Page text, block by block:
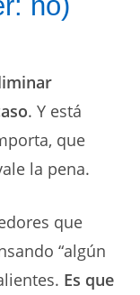
. Y está
que
la pena.
que
“algún
Es que